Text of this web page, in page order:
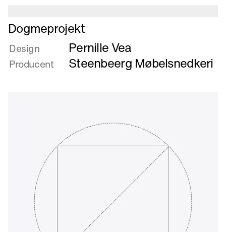
Læs
mere
om
Dogmeprojekt
Dogmeprojekt
Design Pernille Vea
Producent Steenbeerg Møbelsnedkeri